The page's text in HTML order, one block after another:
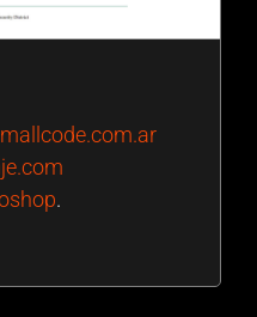
.